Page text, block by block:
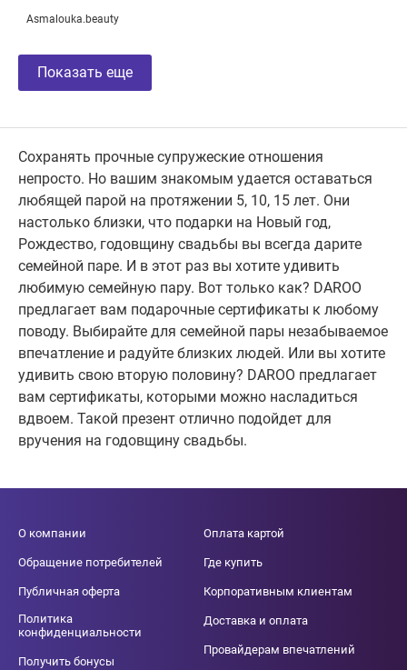
Asmalouka.beauty
Показать еще
Сохранять прочные супружеские отношения
непросто. Но вашим знакомым удается оставаться
любящей парой на протяжении 5, 10, 15 лет. Они
настолько близки, что подарки на Новый год,
Рождество, годовщину свадьбы вы всегда дарите
семейной паре. И в этот раз вы хотите удивить
любимую семейную пару. Вот только как? DAROO
предлагает вам подарочные сертификаты к любому
поводу. Выбирайте для семейной пары незабываемое
впечатление и радуйте близких людей. Или вы хотите
удивить свою вторую половину? DAROO предлагает
вам сертификаты, которыми можно насладиться
вдвоем. Такой презент отлично подойдет для
вручения на годовщину свадьбы.
О компании
Обращение потребителей
Публичная оферта
Политика
конфиденциальности
Получить бонусы
Оплата картой
Где купить
Корпоративным клиентам
Доставка и оплата
Провайдерам впечатлений